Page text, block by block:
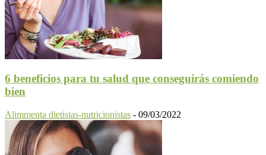
6 beneficios para tu salud que conseguirás comiendo
bien
Alimmenta dietistas-nutricionistas - 09/03/2022